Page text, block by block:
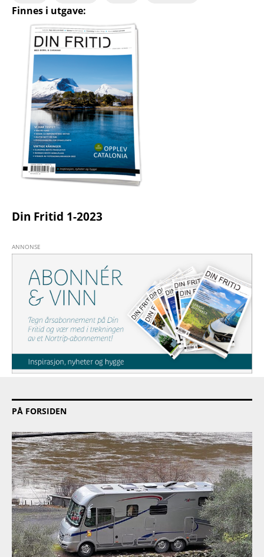
Finnes i utgave:
Din Fritid 1-2023
PÅ FORSIDEN
PRODUKT